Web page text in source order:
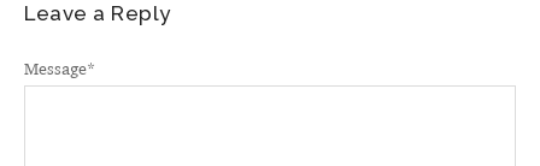
Leave a Reply
Message*